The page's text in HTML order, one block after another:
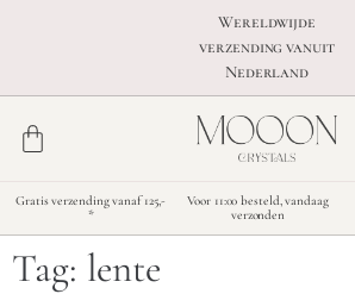
Wereldwijde
verzending vanuit
Nederland
Gratis verzending vanaf 125,-
*
Voor 11:00 besteld, vandaag
verzonden
Tag: lente